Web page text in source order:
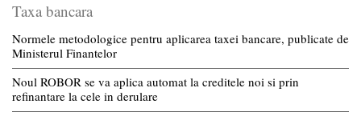
Taxa bancara
Normele metodologice pentru aplicarea taxei bancare, publicate de
Ministerul Finantelor
Noul ROBOR se va aplica automat la creditele noi si prin
refinantare la cele in derulare